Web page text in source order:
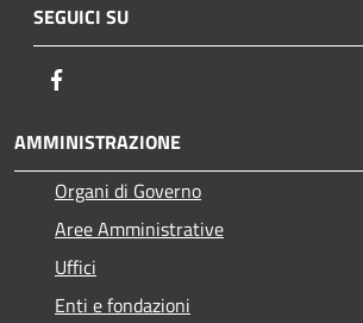
SEGUICI SU
AMMINISTRAZIONE
Organi di Governo
Aree Amministrative
Uffici
Enti e fondazioni